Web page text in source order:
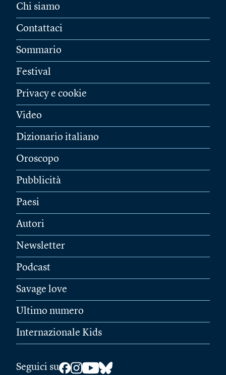
Chi siamo
Contattaci
Sommario
Festival
Privacy e cookie
Video
Dizionario italiano
Oroscopo
Pubblicità
Paesi
Autori
Newsletter
Podcast
Savage love
Ultimo numero
Internazionale Kids
Seguici su